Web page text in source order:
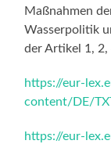
Maßnahmen
Wasserpolitik
der Artikel 1, 2,
https://eur-
content/DE/
https://eur-